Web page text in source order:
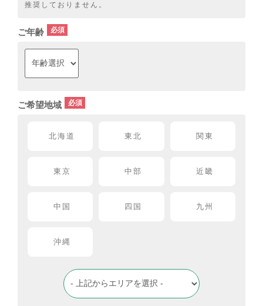
推奨しておりません。
ご年齢
ご希望地域
北海道 東北 関東
東京 中部 近畿
中国 四国 九州
沖縄